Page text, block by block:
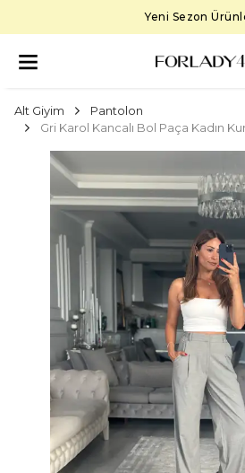
Yeni Sezon
Alt Giyim
Pantolon
Gri Karol Kancalı Bol Paça Kadın